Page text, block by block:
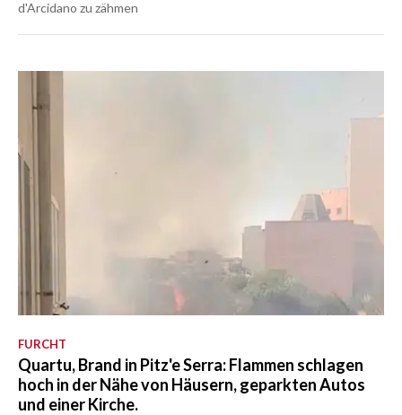
d'Arcidano zu zähmen
FURCHT
Quartu, Brand in Pitz'e Serra: Flammen schlagen
hoch in der Nähe von Häusern, geparkten Autos
und einer Kirche.